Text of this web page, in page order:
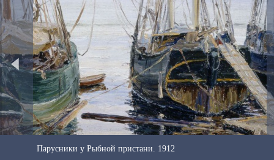
Парусники у Рыбной пристани. 1912